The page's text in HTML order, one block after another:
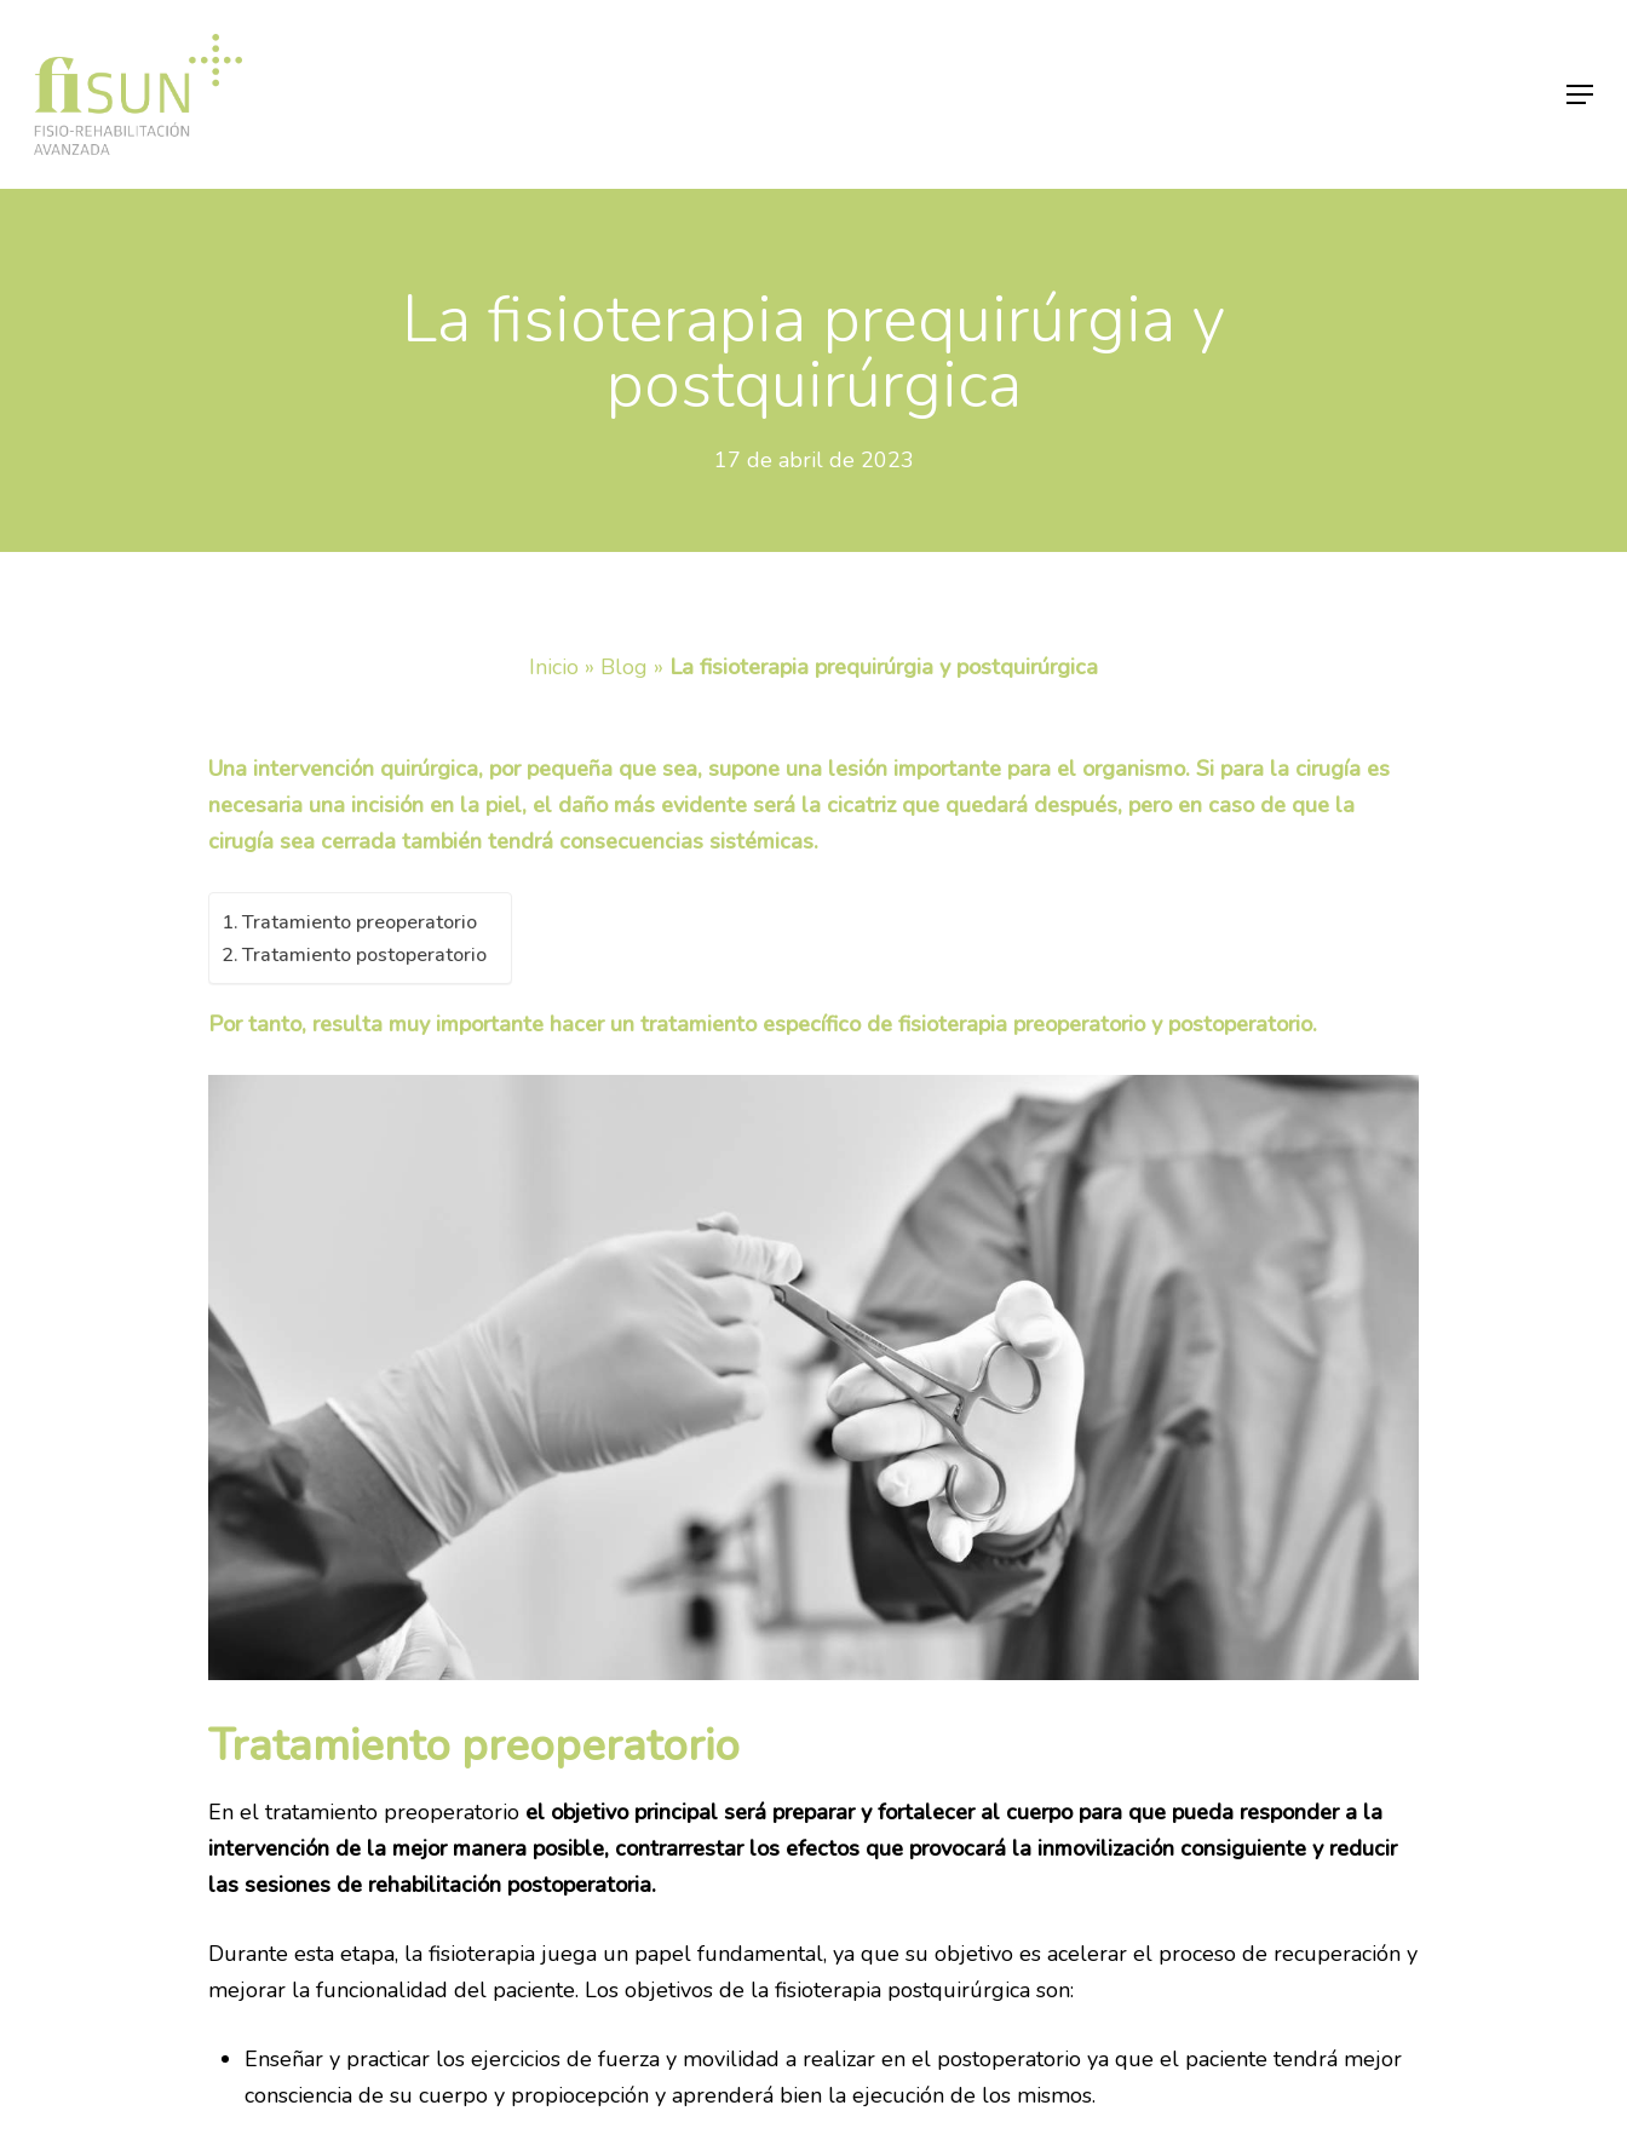
content
Menu
La fisioterapia prequirúrgia y
postquirúrgica
17 de abril de 2023
Inicio » Blog » La fisioterapia prequirúrgia y postquirúrgica
Una intervención quirúrgica, por pequeña que sea, supone una lesión importante para el organismo. Si para la cirugía es
necesaria una incisión en la piel, el daño más evidente será la cicatriz que quedará después, pero en caso de que la
cirugía sea cerrada también tendrá consecuencias sistémicas.
Tratamiento preoperatorio
Tratamiento postoperatorio
Por tanto, resulta muy importante hacer un tratamiento específico de fisioterapia preoperatorio y postoperatorio.
Tratamiento preoperatorio
En el tratamiento preoperatorio el objetivo principal será preparar y fortalecer al cuerpo para que pueda responder a la
intervención de la mejor manera posible, contrarrestar los efectos que provocará la inmovilización consiguiente y reducir
las sesiones de rehabilitación postoperatoria.
Durante esta etapa, la fisioterapia juega un papel fundamental, ya que su objetivo es acelerar el proceso de recuperación y
mejorar la funcionalidad del paciente. Los objetivos de la fisioterapia postquirúrgica son:
Enseñar y practicar los ejercicios de fuerza y movilidad a realizar en el postoperatorio ya que el paciente tendrá mejor
consciencia de su cuerpo y propiocepción y aprenderá bien la ejecución de los mismos.
Fisioterapia traumatológica
Fisioterapia manual – OMT
Terapia miofascial